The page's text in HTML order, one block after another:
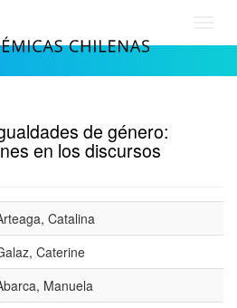
de género:
en los discursos
Catalina
Caterine
Manuela